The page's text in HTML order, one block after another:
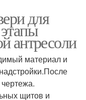
для
антресоли
материал и
щитов и